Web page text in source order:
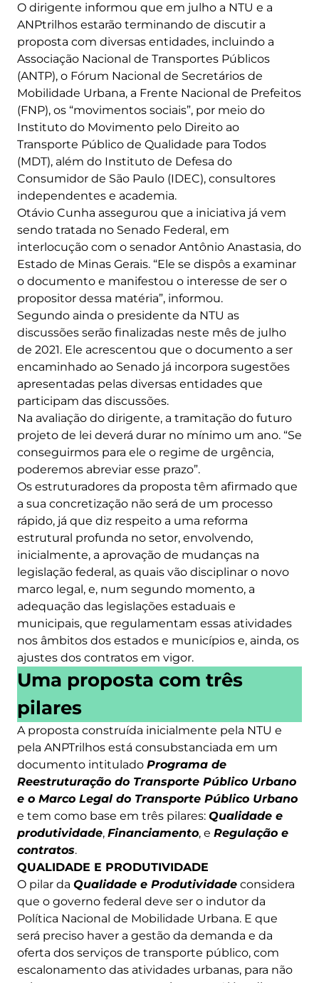
O dirigente informou que em julho a NTU e a
ANPtrilhos estarão terminando de discutir a
proposta com diversas entidades, incluindo a
Associação Nacional de Transportes Públicos
(ANTP), o Fórum Nacional de Secretários de
Mobilidade Urbana, a Frente Nacional de Prefeitos
(FNP), os “movimentos sociais”, por meio do
Instituto do Movimento pelo Direito ao
Transporte Público de Qualidade para Todos
(MDT), além do Instituto de Defesa do
Consumidor de São Paulo (IDEC), consultores
independentes e academia.
Otávio Cunha assegurou que a iniciativa já vem
sendo tratada no Senado Federal, em
interlocução com o senador Antônio Anastasia, do
Estado de Minas Gerais. “Ele se dispôs a examinar
o documento e manifestou o interesse de ser o
propositor dessa matéria”, informou.
Segundo ainda o presidente da NTU as
discussões serão finalizadas neste mês de julho
de 2021. Ele acrescentou que o documento a ser
encaminhado ao Senado já incorpora sugestões
apresentadas pelas diversas entidades que
participam das discussões.
Na avaliação do dirigente, a tramitação do futuro
projeto de lei deverá durar no mínimo um ano. “Se
conseguirmos para ele o regime de urgência,
poderemos abreviar esse prazo”.
Os estruturadores da proposta têm afirmado que
a sua concretização não será de um processo
rápido, já que diz respeito a uma reforma
estrutural profunda no setor, envolvendo,
inicialmente, a aprovação de mudanças na
legislação federal, as quais vão disciplinar o novo
marco legal, e, num segundo momento, a
adequação das legislações estaduais e
municipais, que regulamentam essas atividades
nos âmbitos dos estados e municípios e, ainda, os
ajustes dos contratos em vigor.
Uma proposta com três
pilares
A proposta construída inicialmente pela NTU e
pela ANPTrilhos está consubstanciada em um
documento intitulado Programa de
Reestruturação do Transporte Público Urbano
e o Marco Legal do Transporte Público Urbano
e tem como base em três pilares: Qualidade e
produtividade, Financiamento, e Regulação e
contratos.
QUALIDADE E PRODUTIVIDADE
O pilar da Qualidade e Produtividade considera
que o governo federal deve ser o indutor da
Política Nacional de Mobilidade Urbana. E que
será preciso haver a gestão da demanda e da
oferta dos serviços de transporte público, com
escalonamento das atividades urbanas, para não